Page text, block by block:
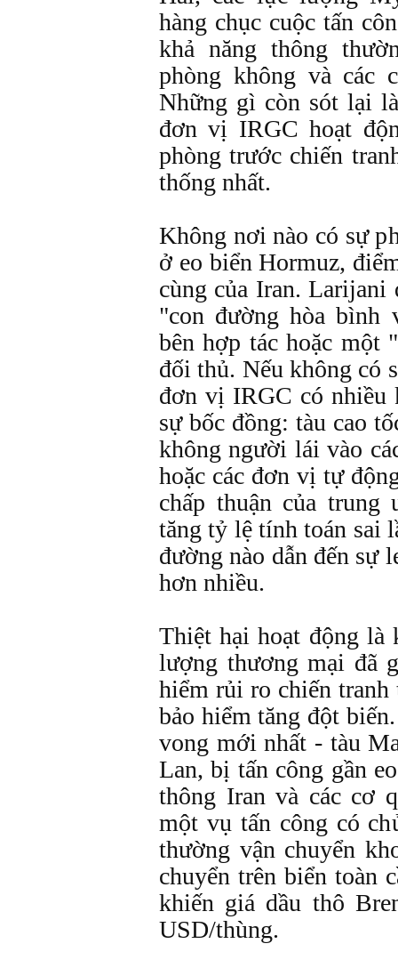
hàng chục cuộc tấn
khả năng thông
phòng không và các
Những gì còn sót lại
đơn vị IRGC hoạt
phòng trước chiến
thống nhất.
Không nơi nào có sự
ở eo biển Hormuz,
cùng của Iran. Larijani
"con đường hòa bình
bên hợp tác hoặc một
đối thủ. Nếu không có
đơn vị IRGC có nhiều
sự bốc đồng: tàu cao
không người lái vào
hoặc các đơn vị tự
chấp thuận của
tăng tỷ lệ tính toán sai
đường nào dẫn đến sự
hơn nhiều.
Thiệt hại hoạt động là
lượng thương mại đã
hiểm rủi ro chiến tranh
bảo hiểm tăng đột
vong mới nhất - tàu
Lan, bị tấn công gần
thông Iran và các cơ
một vụ tấn công có
thường vận chuyển
chuyển trên biển toàn
khiến giá dầu thô
USD/thùng.